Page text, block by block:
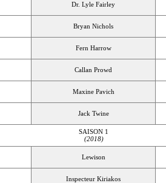
Dr. Lyle Fairley
Bryan Nichols
Fern Harrow
Callan Prowd
Maxine Pavich
Jack Twine
SAISON 1
(2018)
Lewison
Inspecteur Kiriakos